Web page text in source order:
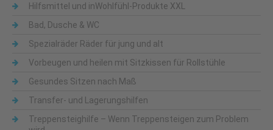
Hilfsmittel und inWohlfühl-Produkte XXL
Bad, Dusche & WC
Spezialräder Räder für jung und alt
Vorbeugen und heilen mit Sitzkissen für Rollstühle
Gesundes Sitzen nach Maß
Transfer- und Lagerungshilfen
Treppensteighilfe – Wenn Treppensteigen zum Problem